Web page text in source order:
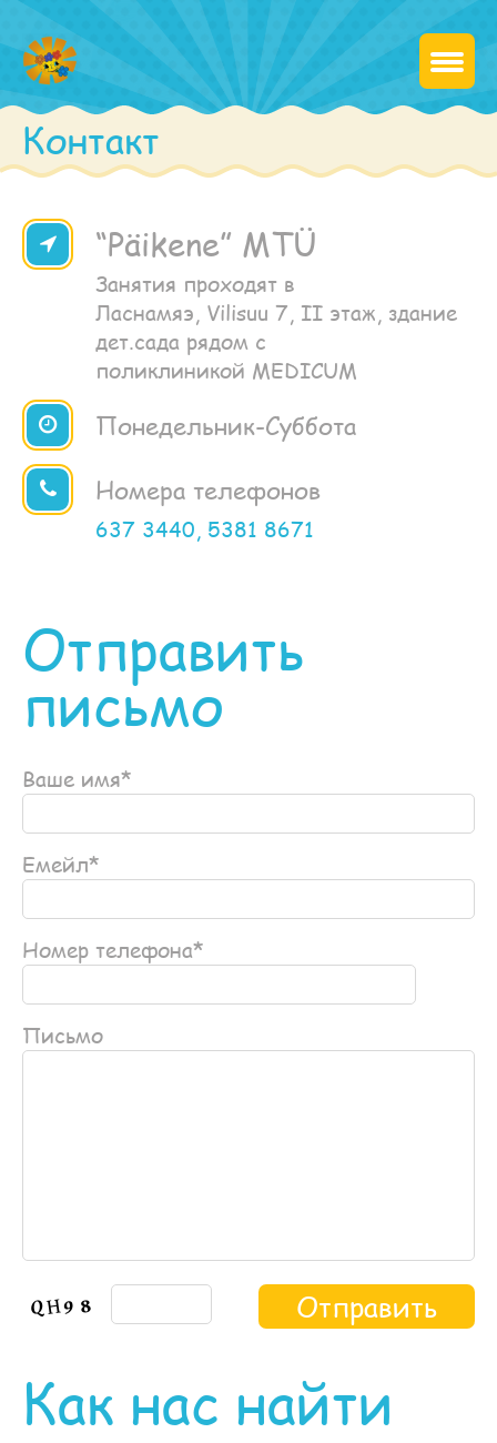
Контакт
“Päikene” MTÜ
Занятия проходят в
Ласнамяэ, Vilisuu 7, II этаж, здание
дет.сада рядом с
поликлиникой MEDICUM
Понедельник-Суббота
Номера телефонов
637 3440, 5381 8671
Отправить
письмо
Ваше имя*
Емейл*
Номер телефона*
Письмо
Как нас найти